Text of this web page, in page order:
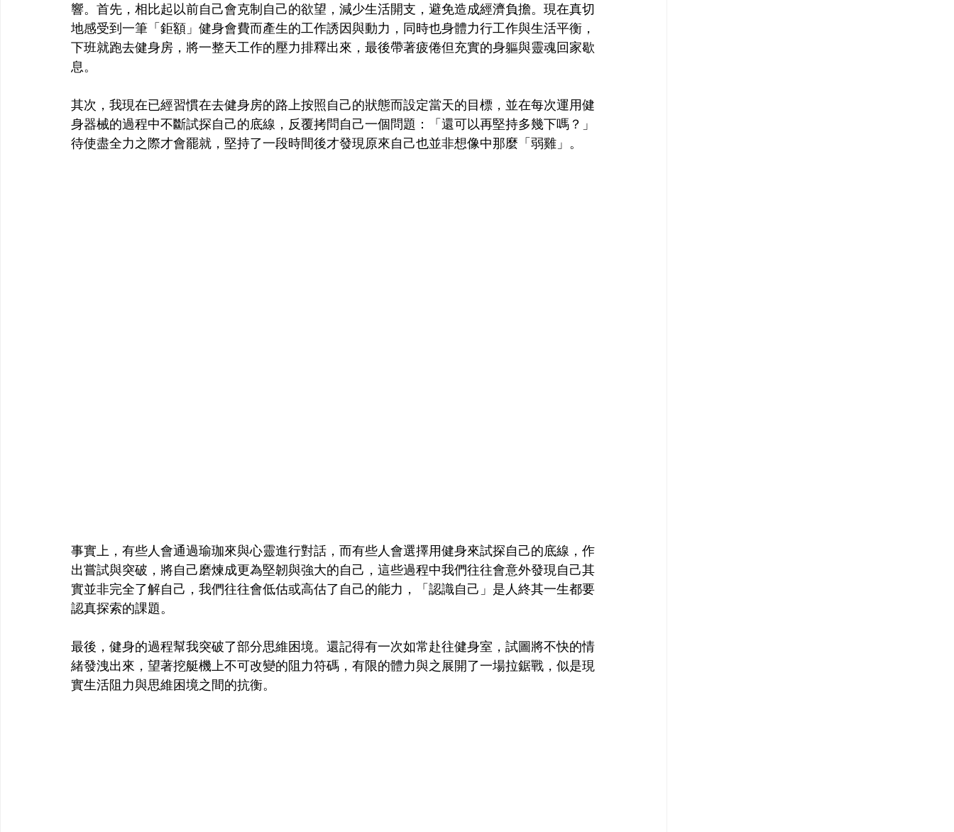
響。首先，相比起以前自己會克制自己的欲望，減少生活開支，避免造成經濟負擔。現在真切
地感受到一筆「鉅額」健身會費而產生的工作誘因與動力，同時也身體力行工作與生活平衡，
下班就跑去健身房，將一整天工作的壓力排釋出來，最後帶著疲倦但充實的身軀與靈魂回家歇
息。
其次，我現在已經習慣在去健身房的路上按照自己的狀態而設定當天的目標，並在每次運用健
身器械的過程中不斷試探自己的底線，反覆拷問自己一個問題：「還可以再堅持多幾下嗎？」
待使盡全力之際才會罷就，堅持了一段時間後才發現原來自己也並非想像中那麼「弱雞」。
事實上，有些人會通過瑜珈來與心靈進行對話，而有些人會選擇用健身來試探自己的底線，作
出嘗試與突破，將自己磨煉成更為堅韌與強大的自己，這些過程中我們往往會意外發現自己其
實並非完全了解自己，我們往往會低估或高估了自己的能力，「認識自己」是人終其一生都要
認真探索的課題。
最後，健身的過程幫我突破了部分思維困境。還記得有一次如常赴往健身室，試圖將不快的情
緒發洩出來，望著挖艇機上不可改變的阻力符碼，有限的體力與之展開了一場拉鋸戰，似是現
實生活阻力與思維困境之間的抗衡。